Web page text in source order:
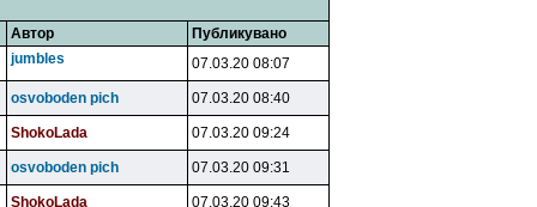
Автор Публикувано
jumbles 07.03.20 08:07
osvoboden pich 07.03.20 08:40
ShokoLada 07.03.20 09:24
osvoboden pich 07.03.20 09:31
ShokoLada 07.03.20 09:43